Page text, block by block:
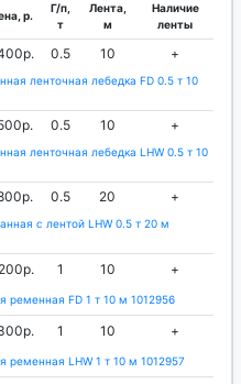
р.
Г/п,
т
Лента,
м
Наличие
ленты
0.5 10 +
ленточная лебедка FD 0.5 т 10
0.5 10 +
ленточная лебедка LHW 0.5 т 10
0.5 20 +
с лентой LHW 0.5 т 20 м
1 10 +
ременная FD 1 т 10 м 1012956
1 10 +
ременная LHW 1 т 10 м 1012957